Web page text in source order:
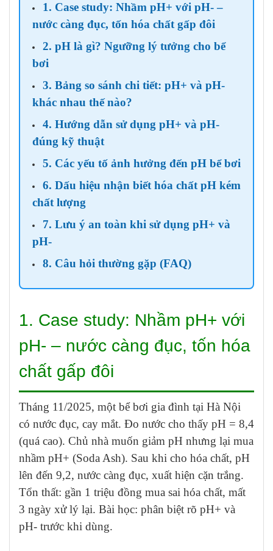
1. Case study: Nhầm pH+ với pH- –
nước càng đục, tốn hóa chất gấp đôi
2. pH là gì? Ngưỡng lý tưởng cho bể
bơi
3. Bảng so sánh chi tiết: pH+ và pH-
khác nhau thế nào?
4. Hướng dẫn sử dụng pH+ và pH-
đúng kỹ thuật
5. Các yếu tố ảnh hưởng đến pH bể bơi
6. Dấu hiệu nhận biết hóa chất pH kém
chất lượng
7. Lưu ý an toàn khi sử dụng pH+ và
pH-
8. Câu hỏi thường gặp (FAQ)
1. Case study: Nhầm pH+ với
pH- – nước càng đục, tốn hóa
chất gấp đôi
Tháng 11/2025, một bể bơi gia đình tại Hà Nội
có nước đục, cay mắt. Đo nước cho thấy pH = 8,4
(quá cao). Chủ nhà muốn giảm pH nhưng lại mua
nhầm pH+ (Soda Ash). Sau khi cho hóa chất, pH
lên đến 9,2, nước càng đục, xuất hiện cặn trắng.
Tổn thất: gần 1 triệu đồng mua sai hóa chất, mất
3 ngày xử lý lại. Bài học: phân biệt rõ pH+ và
pH- trước khi dùng.